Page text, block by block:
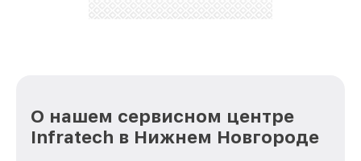
стараемся каждый день делать наш сервис еще
О нашем сервисном центре
Infratech в Нижнем Новгороде